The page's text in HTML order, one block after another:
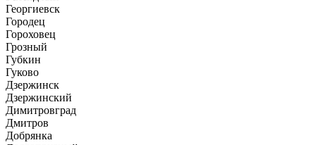
Георгиевск
Городец
Гороховец
Грозный
Губкин
Гуково
Дзержинск
Дзержинский
Димитровград
Дмитров
Добрянка